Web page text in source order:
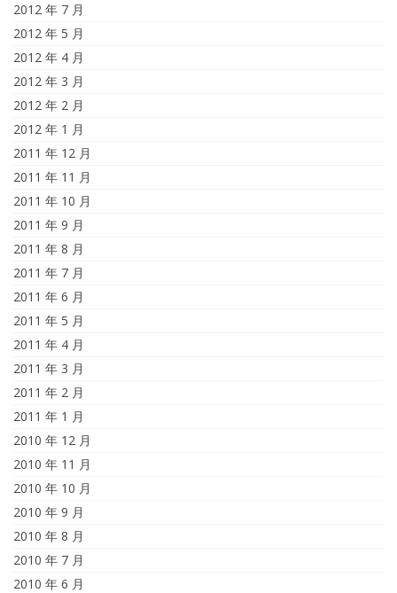
2012 年 7 月
2012 年 5 月
2012 年 4 月
2012 年 3 月
2012 年 2 月
2012 年 1 月
2011 年 12 月
2011 年 11 月
2011 年 10 月
2011 年 9 月
2011 年 8 月
2011 年 7 月
2011 年 6 月
2011 年 5 月
2011 年 4 月
2011 年 3 月
2011 年 2 月
2011 年 1 月
2010 年 12 月
2010 年 11 月
2010 年 10 月
2010 年 9 月
2010 年 8 月
2010 年 7 月
2010 年 6 月